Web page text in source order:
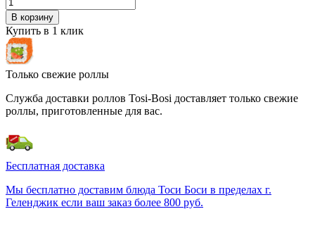
В корзину
Купить в 1 клик
Только свежие роллы
Служба доставки роллов Tosi-Bosi доставляет только свежие
роллы, приготовленные для вас.
Бесплатная доставка
Мы бесплатно доставим блюда Тоси Боси в пределах г.
Геленджик если ваш заказ более 800 руб.